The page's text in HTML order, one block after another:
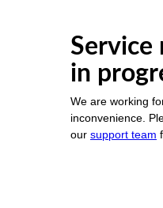
Service
in
We are working
inconvenience.
our support team